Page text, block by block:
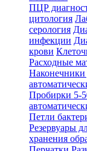
ПЦР
цитология
серология
инфекции
крови
Расходные
Наконечники
Пробирки 5-
Петли
Резервуары
хранения